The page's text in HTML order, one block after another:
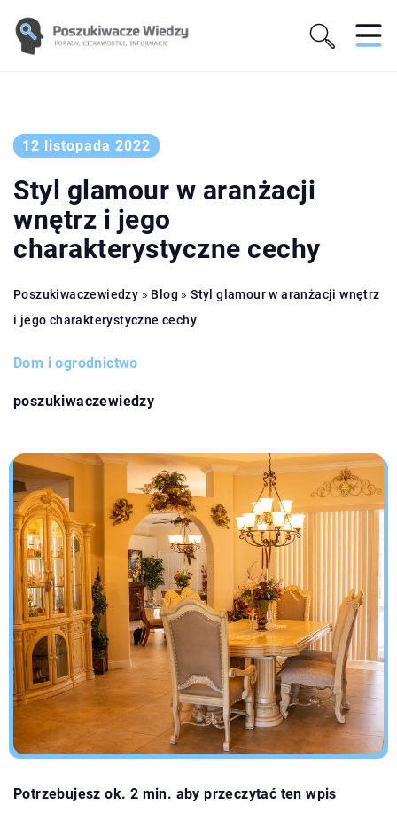
12 listopada 2022
Styl glamour w aranżacji
wnętrz i jego
charakterystyczne cechy
Poszukiwaczewiedzy » Blog »Styl glamour w aranżacji wnętrz
i jego charakterystyczne cechy
Dom i ogrodnictwo
poszukiwaczewiedzy
Potrzebujesz ok. 2 min. aby przeczytać ten wpis